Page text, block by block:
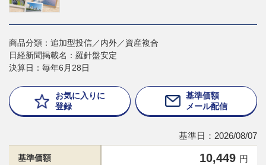
商品分類：追加型投信／内外／資産複合
日経新聞掲載名：羅針盤安定
決算日：毎年6月28日
お気に入りに
登録
基準価額
メール配信
基準日：2026/08/07
基準価額 10,449 円